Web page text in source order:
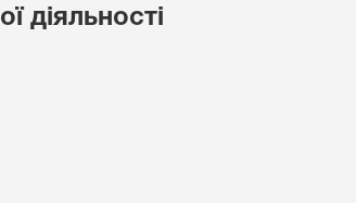
діяльності